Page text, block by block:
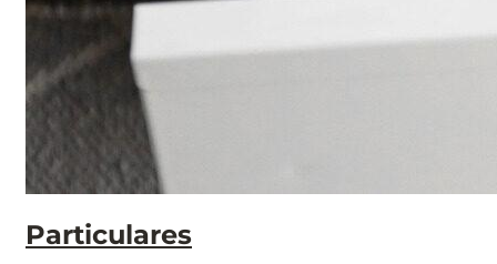
Particulares